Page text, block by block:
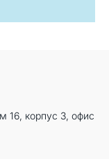
16, корпус 3, офис